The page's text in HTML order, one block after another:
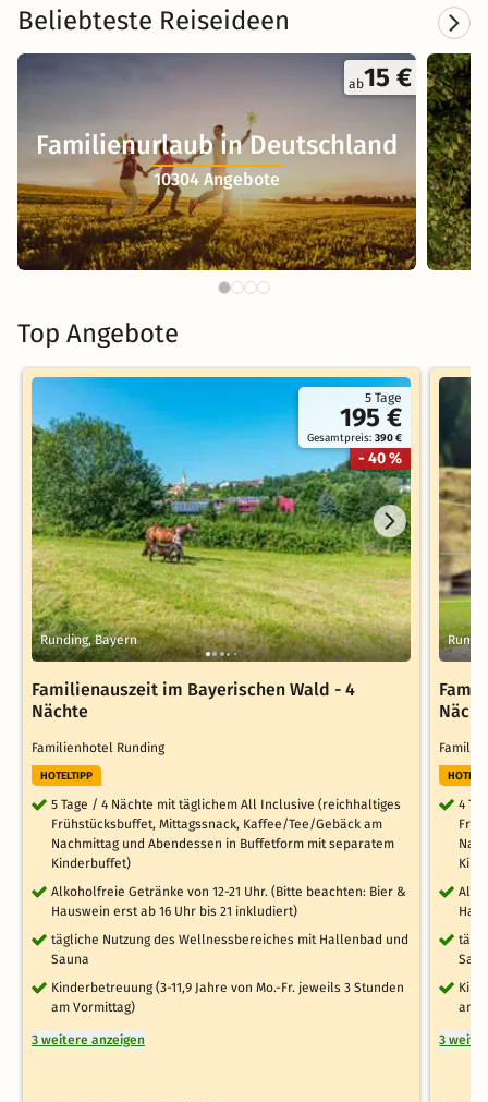
Beliebteste Reiseideen
ab15 €
Familienurlaub in Deutschland
10304 Angebote
Top Angebote
5 Tage
195 €
Gesamtpreis:390 €
- 40 %
Runding, Bayern
Familienauszeit im Bayerischen Wald - 4
Nächte
Familienhotel Runding
HOTELTIPP
5 Tage / 4 Nächte mit täglichem All Inclusive (reichhaltiges
Frühstücksbuffet, Mittagssnack, Kaffee/Tee/Gebäck am
Nachmittag und Abendessen in Buffetform mit separatem
Kinderbuffet)
Alkoholfreie Getränke von 12-21 Uhr. (Bitte beachten: Bier &
Hauswein erst ab 16 Uhr bis 21 inkludiert)
tägliche Nutzung des Wellnessbereiches mit Hallenbad und
Sauna
Kinderbetreuung (3-11,9 Jahre von Mo.-Fr. jeweils 3 Stunden
am Vormittag)
3 weitere anzeigen
4
am
3